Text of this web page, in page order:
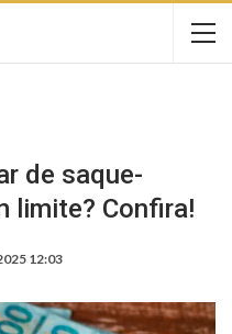
de saque-
limite? Confira!
12:03